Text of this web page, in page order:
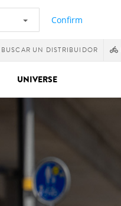
Confirm
BUSCAR UN DISTRIBUIDOR
UNIVERSE